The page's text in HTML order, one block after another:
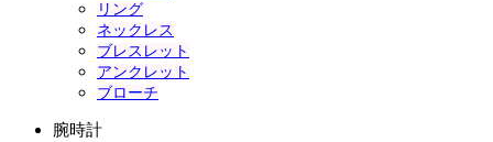
リング
ネックレス
ブレスレット
アンクレット
ブローチ
腕時計